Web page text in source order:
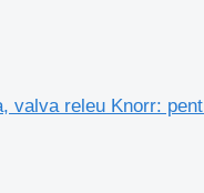
valva releu Knorr: